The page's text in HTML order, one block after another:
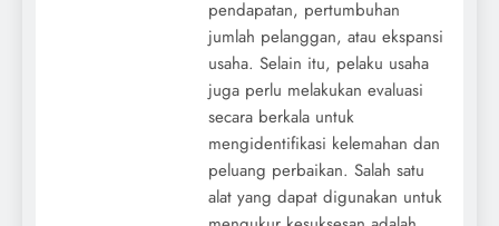
pendapatan, pertumbuhan
jumlah pelanggan, atau ekspansi
usaha. Selain itu, pelaku usaha
juga perlu melakukan evaluasi
secara berkala untuk
mengidentifikasi kelemahan dan
peluang perbaikan. Salah satu
alat yang dapat digunakan untuk